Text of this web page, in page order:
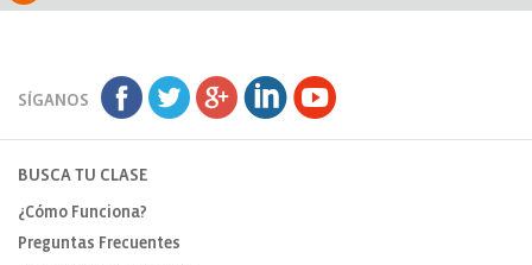
SÍGANOS
BUSCA TU CLASE
¿Cómo Funciona?
Preguntas Frecuentes